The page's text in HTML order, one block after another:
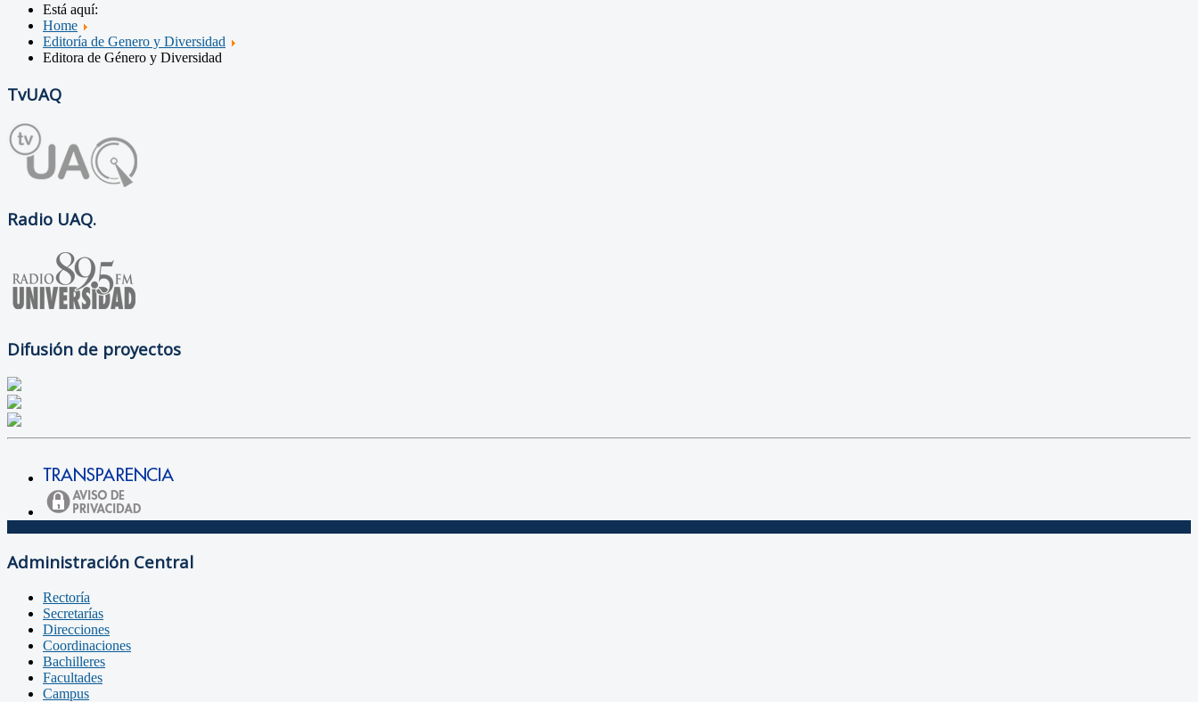
Está aquí:
Home
Editoría de Genero y Diversidad
Editora de Género y Diversidad
TvUAQ
Radio UAQ.
Difusión de proyectos
Administración Central
Rectoría
Secretarías
Direcciones
Coordinaciones
Bachilleres
Facultades
Campus